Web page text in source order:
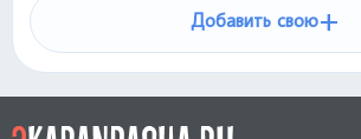
Добавить свою+